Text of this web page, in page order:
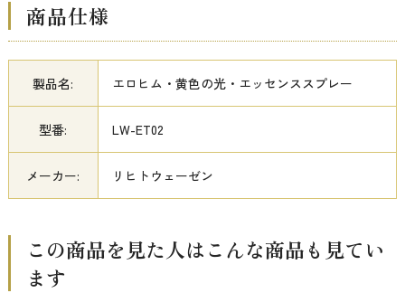
商品仕様
製品名: エロヒム・黄色の光・エッセンススプレー
型番: LW-ET02
メーカー: リヒトウェーゼン
この商品を見た人はこんな商品も見てい
ます